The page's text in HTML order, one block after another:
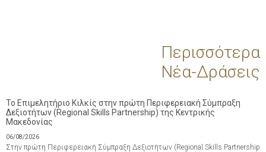
Περισσότερα
Νέα-Δράσεις
Το Επιμελητήριο Κιλκίς στην πρώτη Περιφερειακή Σύμπραξη
Δεξιοτήτων (Regional Skills Partnership) της Κεντρικής
Μακεδονίας
06/08/2026
Στην πρώτη Περιφερειακή Σύμπραξη Δεξιοτήτων (Regional Skills Partnership